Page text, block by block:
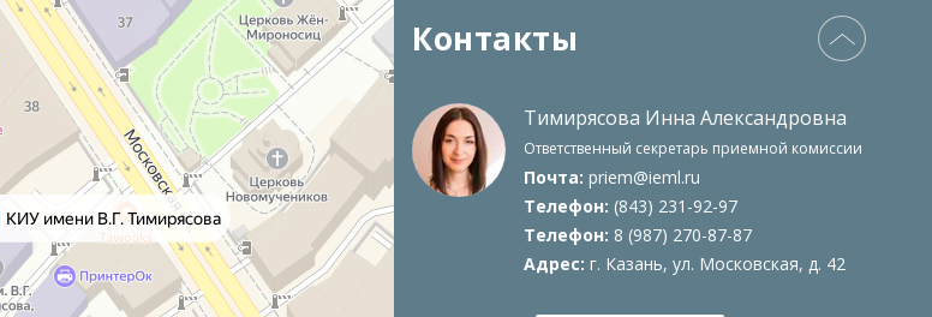
Контакты
Тимирясова Инна Александровна
Ответственный секретарь приемной комисcии
Почта: priem@ieml.ru
Телефон: (843) 231-92-97
Телефон: 8 (987) 270-87-87
Адрес: г. Казань, ул. Московская, д. 42